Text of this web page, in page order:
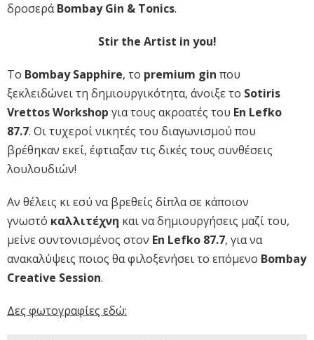
δροσεράBombay Gin & Tonics.
Stir the Artist in you!
Το Bombay Sapphire, το premium gin που
ξεκλειδώνει τη δημιουργικότητα, άνοιξε το Sotiris
Vrettos Workshop για τους ακροατές του En Lefko
87.7. Οι τυχεροί νικητές του διαγωνισμού που
βρέθηκαν εκεί, έφτιαξαν τις δικές τους συνθέσεις
λουλουδιών!
Αν θέλεις κι εσύ να βρεθείς δίπλα σε κάποιον
γνωστό καλλιτέχνη και να δημιουργήσεις μαζί του,
μείνε συντονισμένος στον En Lefko 87.7, για να
ανακαλύψεις ποιος θα φιλοξενήσει το επόμενο Bombay
Creative Session.
Δες φωτογραφίες εδώ: